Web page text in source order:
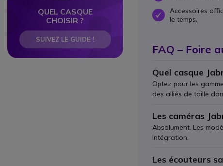
OKAccessoires
le temps.
FAQ – Foire
Quel casque
Optez pour les
des alliés de taille
Les caméras
Absolument. Les
intégration.
Les écouteurs
QUEL CASQUE
CHOISIR ?
SUIVEZ LE GUIDE !